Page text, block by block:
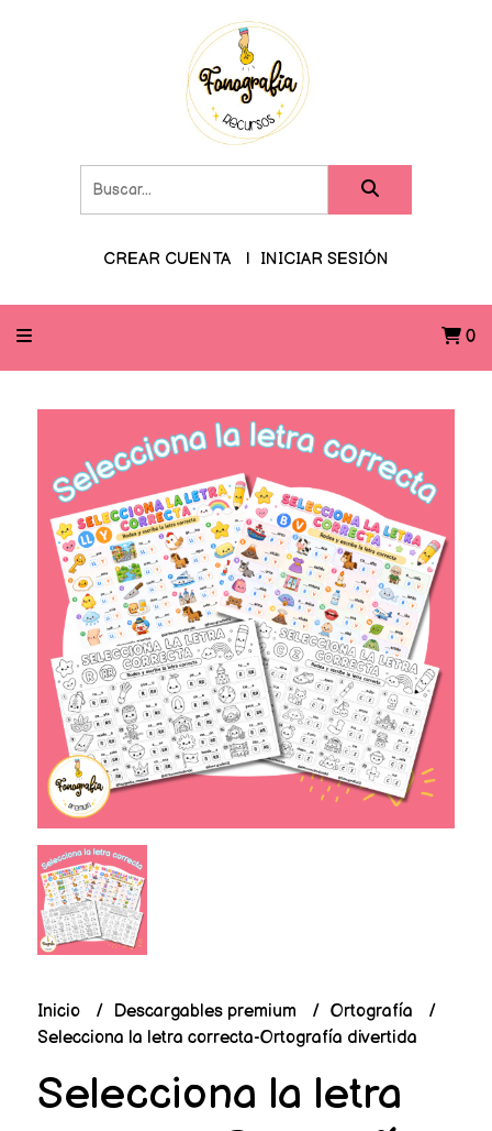
CREAR CUENTA INICIAR SESIÓN
0
Inicio Descargables premium
Ortografía
Selecciona la letra correcta-Ortografía divertida
Selecciona la letra